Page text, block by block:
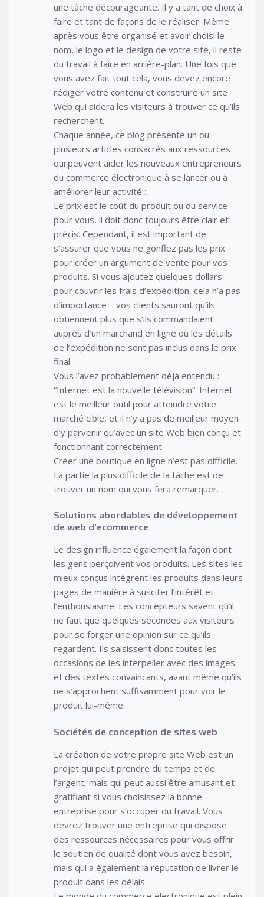
une tâche décourageante. Il y a tant de choix à
faire et tant de façons de le réaliser. Même
après vous être organisé et avoir choisi le
nom, le logo et le design de votre site, il reste
du travail à faire en arrière-plan. Une fois que
vous avez fait tout cela, vous devez encore
rédiger votre contenu et construire un site
Web qui aidera les visiteurs à trouver ce qu’ils
recherchent.
Chaque année, ce blog présente un ou
plusieurs articles consacrés aux ressources
qui peuvent aider les nouveaux entrepreneurs
du commerce électronique à se lancer ou à
améliorer leur activité :
Le prix est le coût du produit ou du service
pour vous, il doit donc toujours être clair et
précis. Cependant, il est important de
s’assurer que vous ne gonflez pas les prix
pour créer un argument de vente pour vos
produits. Si vous ajoutez quelques dollars
pour couvrir les frais d’expédition, cela n’a pas
d’importance – vos clients sauront qu’ils
obtiennent plus que s’ils commandaient
auprès d’un marchand en ligne où les détails
de l’expédition ne sont pas inclus dans le prix
final.
Vous l’avez probablement déjà entendu :
“Internet est la nouvelle télévision”. Internet
est le meilleur outil pour atteindre votre
marché cible, et il n’y a pas de meilleur moyen
d’y parvenir qu’avec un site Web bien conçu et
fonctionnant correctement.
Créer une boutique en ligne n’est pas difficile.
La partie la plus difficile de la tâche est de
trouver un nom qui vous fera remarquer.
Solutions abordables de développement
de web d’ecommerce
Le design influence également la façon dont
les gens perçoivent vos produits. Les sites les
mieux conçus intègrent les produits dans leurs
pages de manière à susciter l’intérêt et
l’enthousiasme. Les concepteurs savent qu’il
ne faut que quelques secondes aux visiteurs
pour se forger une opinion sur ce qu’ils
regardent. Ils saisissent donc toutes les
occasions de les interpeller avec des images
et des textes convaincants, avant même qu’ils
ne s’approchent suffisamment pour voir le
produit lui-même.
Sociétés de conception de sites web
La création de votre propre site Web est un
projet qui peut prendre du temps et de
l’argent, mais qui peut aussi être amusant et
gratifiant si vous choisissez la bonne
entreprise pour s’occuper du travail. Vous
devrez trouver une entreprise qui dispose
des ressources nécessaires pour vous offrir
le soutien de qualité dont vous avez besoin,
mais qui a également la réputation de livrer le
produit dans les délais.